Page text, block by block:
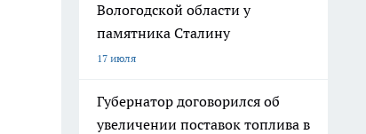
Вологодской области у
памятника Сталину
17 июля
Губернатор договорился об
увеличении поставок топлива в